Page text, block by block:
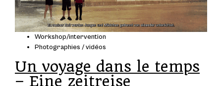
Workshop/intervention
Photographies / vidéos
Un voyage dans le temps
– Eine zeitreise